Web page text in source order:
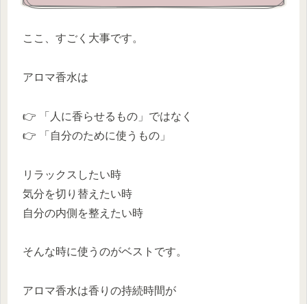
ここ、すごく大事です。
アロマ香水は
👉 「人に香らせるもの」ではなく
👉 「自分のために使うもの」
リラックスしたい時
気分を切り替えたい時
自分の内側を整えたい時
そんな時に使うのがベストです。
アロマ香水は香りの持続時間が